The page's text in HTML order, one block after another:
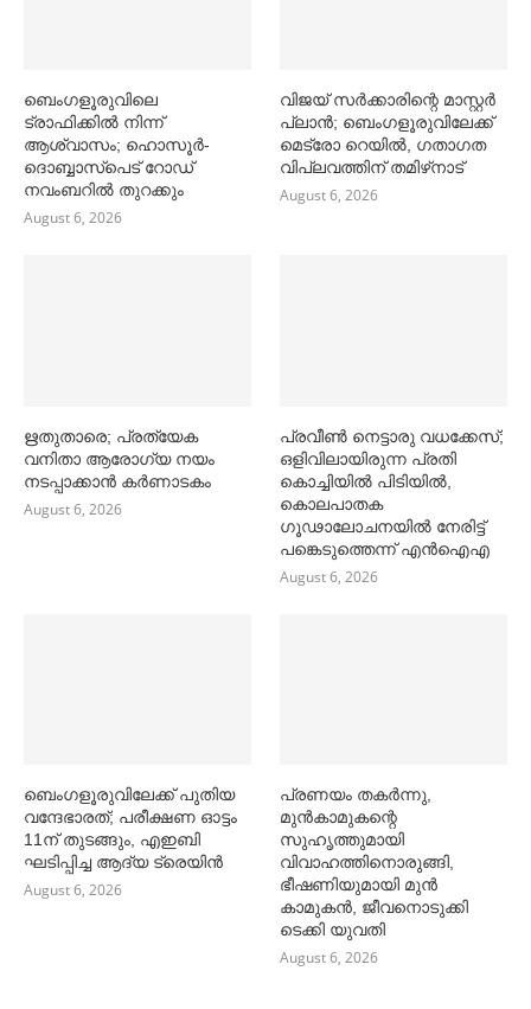
ബെംഗളൂരുവിലെ
ട്രാഫിക്കില്‍ നിന്ന്
ആശ്വാസം; ഹൊസൂര്‍-
ദൊബ്ബാസ്പെട് റോഡ്
നവംബറില്‍ തുറക്കും
August 6, 2026
വിജയ് സര്‍ക്കാരിന്റെ മാസ്റ്റര്‍
പ്ലാന്‍; ബെംഗളൂരുവിലേക്ക്
മെട്രോ റെയില്‍, ഗതാഗത
വിപ്ലവത്തിന് തമിഴ്‌നാട്
August 6, 2026
ഋതുതാരെ; പ്രത്യേക
വനിതാ ആരോഗ്യ നയം
നടപ്പാക്കാൻ കര്‍ണാടകം
August 6, 2026
പ്രവീൺ നെട്ടാരു വധക്കേസ്;
ഒളിവിലായിരുന്ന പ്രതി
കൊച്ചിയിൽ പിടിയിൽ,
കൊലപാതക
ഗൂഢാലോചനയിൽ നേരിട്ട്
പങ്കെടുത്തെന്ന് എൻഐഎ
August 6, 2026
ബെംഗളൂരുവിലേക്ക് പുതിയ
വന്ദേഭാരത്; പരീക്ഷണ ഓട്ടം
11ന് തുടങ്ങും, എഇബി
ഘടിപ്പിച്ച ആദ്യ ട്രെയിന്‍
August 6, 2026
പ്രണയം തകര്‍ന്നു,
മുൻകാമുകന്റെ
സുഹൃത്തുമായി
വിവാഹത്തിനൊരുങ്ങി,
ഭീഷണിയുമായി മുൻ
കാമുകൻ, ജീവനൊടുക്കി
ടെക്കി യുവതി
August 6, 2026